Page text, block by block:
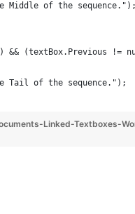
Middle of the sequence.");
(textBox.Previous !=
Tail of the sequence.");
Linked-Textboxes-